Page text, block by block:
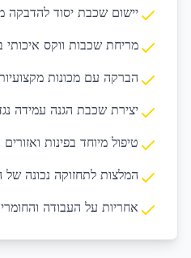
יישום שכבת יסוד להדבקה
מריחת שכבות ווקס איכותי
הברקה עם מכונות
יצירת שכבת הגנה עמידה
טיפול מיוחד בפינות
המלצות לתחזוקה נכונה של
אחריות על העבודה